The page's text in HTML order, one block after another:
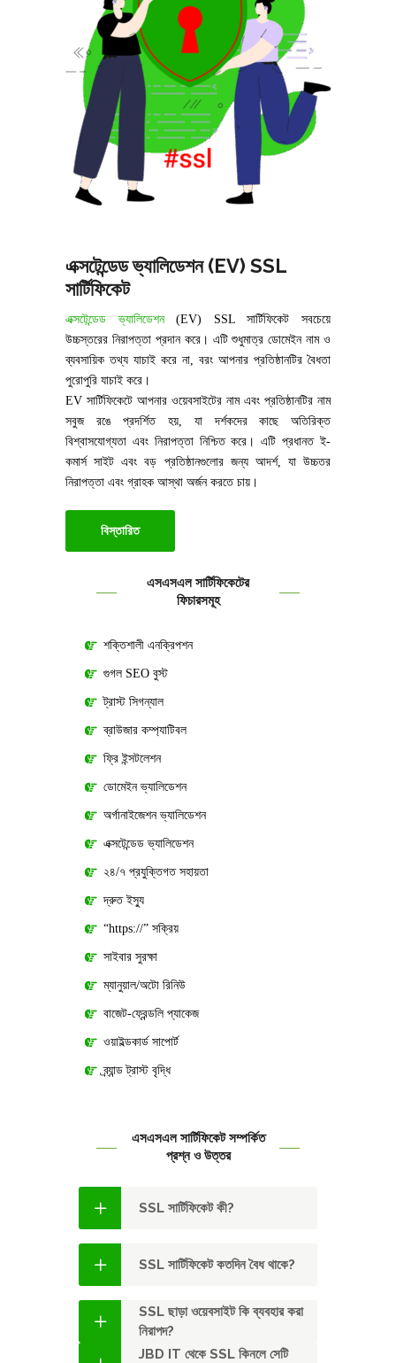
এক্সটেন্ডেড ভ্যালিডেশন (EV) SSL
সার্টিফিকেট
এক্সটেন্ডেড ভ্যালিডেশন(EV) SSL সার্টিফিকেট সবচেয়ে
উচ্চস্তরের নিরাপত্তা প্রদান করে। এটি শুধুমাত্র ডোমেইন নাম ও
ব্যবসায়িক তথ্য যাচাই করে না, বরং আপনার প্রতিষ্ঠানটির বৈধতা
পুরোপুরি যাচাই করে।
EV সার্টিফিকেটে আপনার ওয়েবসাইটের নাম এবং প্রতিষ্ঠানটির নাম
সবুজ রঙে প্রদর্শিত হয়, যা দর্শকদের কাছে অতিরিক্ত
বিশ্বাসযোগ্যতা এবং নিরাপত্তা নিশ্চিত করে। এটি প্রধানত ই-
কমার্স সাইট এবং বড় প্রতিষ্ঠানগুলোর জন্য আদর্শ, যা উচ্চতর
নিরাপত্তা এবং গ্রাহক আস্থা অর্জন করতে চায়।
বিস্তারিত
এসএসএল সার্টিফিকেটের
ফিচারসমূহ
শক্তিশালী এনক্রিপশন
গুগল SEO বুস্ট
ট্রাস্ট সিগন্যাল
ব্রাউজার কম্প্যাটিবল
ফ্রি ইন্সটলেশন
ডোমেইন ভ্যালিডেশন
অর্গানাইজেশন ভ্যালিডেশন
এক্সটেন্ডেড ভ্যালিডেশন
২৪/৭ প্রযুক্তিগত সহায়তা
দ্রুত ইস্যু
“https://” সক্রিয়
সাইবার সুরক্ষা
ম্যানুয়াল/অটো রিনিউ
বাজেট-ফ্রেন্ডলি প্যাকেজ
ওয়াইল্ডকার্ড সাপোর্ট
ব্র্যান্ড ট্রাস্ট বৃদ্ধি
এসএসএল সার্টিফিকেট সম্পর্কিত
প্রশ্ন ও উত্তর
SSL সার্টিফিকেট কী?
SSL সার্টিফিকেট কতদিন বৈধ থাকে?
SSL ছাড়া ওয়েবসাইট কি ব্যবহার করা
নিরাপদ?
JBD IT থেকে SSL কিনলে সেটি